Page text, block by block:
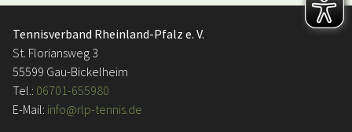
Tennisverband Rheinland-Pfalz e. V.
St. Floriansweg 3
55599 Gau-Bickelheim
Tel.: 06701-655980
E-Mail: info@rlp-tennis.de